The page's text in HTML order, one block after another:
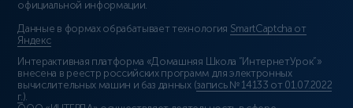
официальной информации.
Данные в формах обрабатывает технология SmartCaptcha от
Яндекс
Интерактивная платформа «Домашняя Школа “ИнтернетУрок”»
внесена в реестр российских программ для электронных
вычислительных машин и баз данных (запись № 14133 от 01.07.2022
г.).